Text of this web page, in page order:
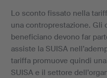
Lo sconto fissato nella
una controprestazione. Gli
beneficiano devono far
assiste la SUISA
tariffa promuove quindi
SUISA e il settore